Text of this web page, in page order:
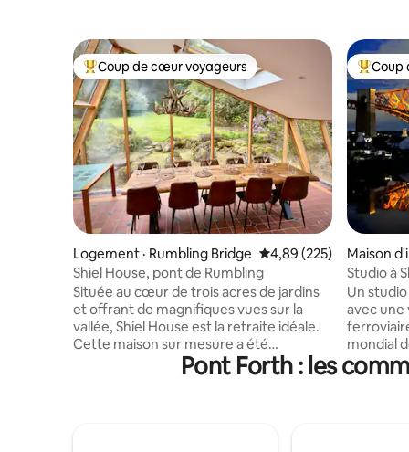
Coup de cœur voyageurs parmi les plus aimés
Coup de cœur voyageurs
Logement · Rumbling Bridge Note moyenne de 4,89
4,89 (225)
Shiel House, pont de Rumbling
Située au cœur de trois acres de jardins
et offrant de magnifiques vues sur la
vallée, Shiel House est la retraite idéale.
Cette maison sur mesure a été
construite par notre famille pour offrir un
refuge loin de la ville, et elle a été
Coup
Coup
Maison
erry
Studio à
Un
avec une
mondial de
plus
jusqu'à
Pont Forth : les